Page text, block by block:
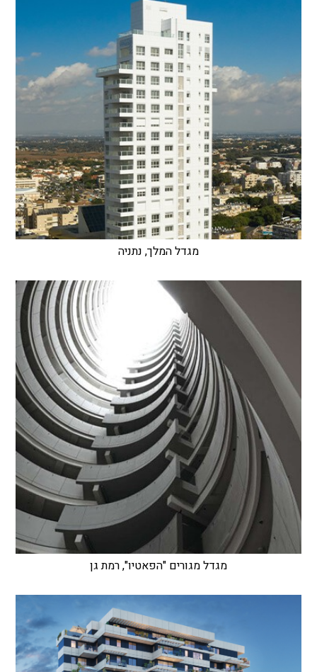
מגדל המלך, נתניה
מגדל מגורים "הפאטיו", רמת גן